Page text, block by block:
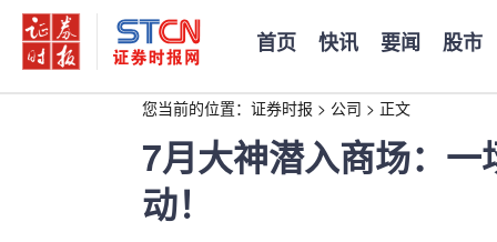
首页 快讯 要闻 股市
您当前的位置： 证券时报 > 公司 > 正文
7月大神潜入商场：
动！